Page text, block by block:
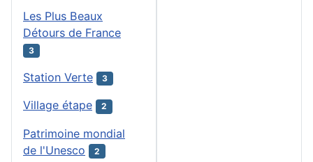
Les Plus Beaux
Détours de France
3
Station Verte 3
Village étape 2
Patrimoine mondial
de l'Unesco
2